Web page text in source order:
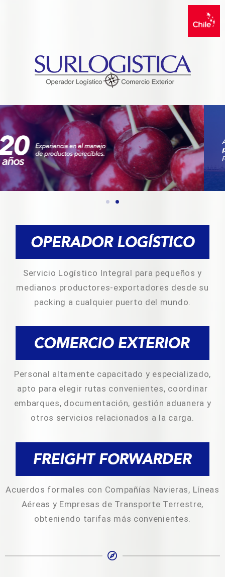
Servicio Logístico Integral para pequeños y
medianos productores-exportadores desde su
packing a cualquier puerto del mundo.
Personal altamente capacitado y especializado,
apto para elegir rutas convenientes, coordinar
embarques, documentación, gestión aduanera y
otros servicios relacionados a la carga.
Acuerdos formales con Compañías Navieras, Líneas
Aéreas y Empresas de Transporte Terrestre,
obteniendo tarifas más convenientes.